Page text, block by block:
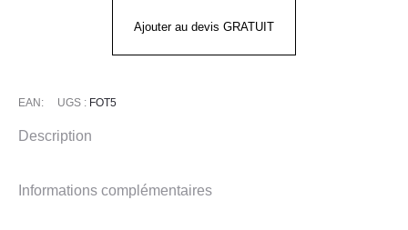
Ajouter au devis GRATUIT
EAN: UGS : FOT5
Description
Informations complémentaires